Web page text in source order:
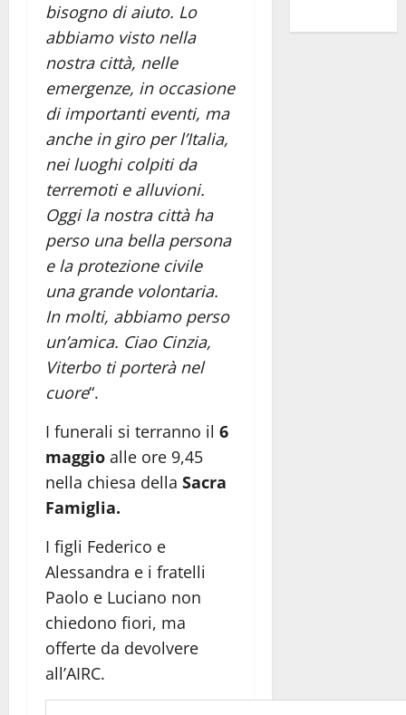
bisogno di aiuto. Lo
abbiamo visto nella
nostra città, nelle
emergenze, in occasione
di importanti eventi, ma
anche in giro per l’Italia,
nei luoghi colpiti da
terremoti e alluvioni.
Oggi la nostra città ha
perso una bella persona
e la protezione civile
una grande volontaria.
In molti, abbiamo perso
un’amica. Ciao Cinzia,
Viterbo ti porterà nel
cuore“.
I funerali si terranno il 6
maggio alle ore 9,45
nella chiesa della Sacra
Famiglia.
I figli Federico e
Alessandra e i fratelli
Paolo e Luciano non
chiedono fiori, ma
offerte da devolvere
all’AIRC.
euro